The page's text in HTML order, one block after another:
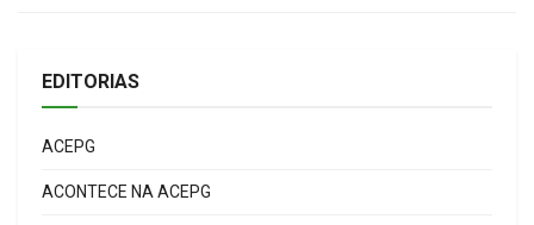
EDITORIAS
ACEPG
ACONTECE NA ACEPG